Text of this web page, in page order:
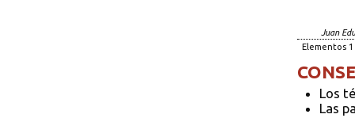
Juan
Elementos 1
Los
Las